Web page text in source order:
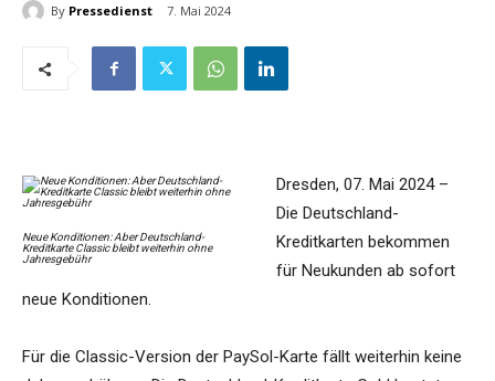
By Pressedienst 7. Mai 2024
Neue Konditionen: Aber Deutschland-
Kreditkarte Classic bleibt weiterhin ohne
Jahresgebühr
Dresden, 07. Mai 2024 –
Die Deutschland-
Kreditkarten bekommen
für Neukunden ab sofort
neue Konditionen.
Für die Classic-Version der PaySol-Karte fällt weiterhin keine